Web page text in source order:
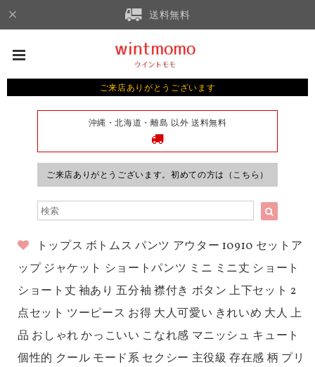
送料無料
ご来店ありがとうございます
沖縄・北海道・離島 以外 送料無料
ご来店ありがとうございます。初めての方は（こちら）
トップス ボトムス パンツ アウター 10910 セットア
ップ ジャケット ショートパンツ ミニ ミニ丈 ショート
ショート丈 袖あり 五分袖 襟付き ボタン 上下セット 2
点セット ツーピース お得 大人可愛い きれいめ 大人 上
品 おしゃれ かっこいい こなれ感 マニッシュ キュート
個性的 クール モード系 セクシー 主役級 存在感 柄 プリ